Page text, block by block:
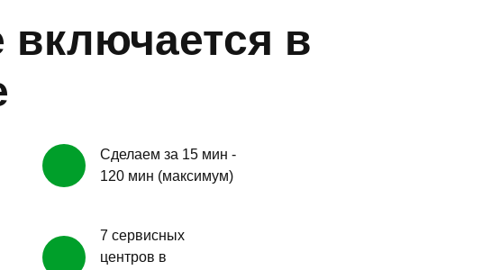
в
Сделаем за 15 мин -
120 мин (максимум)
7 сервисных
центров в